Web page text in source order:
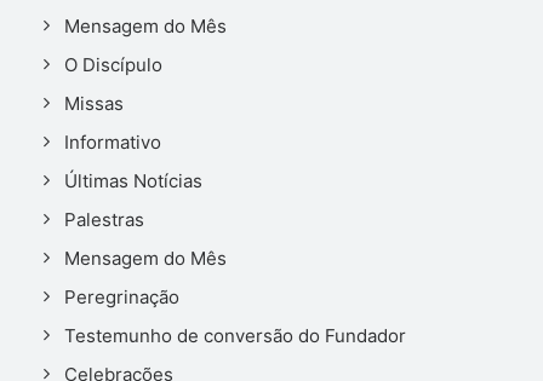
Mensagem do Mês
O Discípulo
Missas
Informativo
Últimas Notícias
Palestras
Mensagem do Mês
Peregrinação
Testemunho de conversão do Fundador
Celebrações